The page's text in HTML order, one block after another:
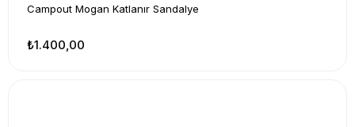
Campout Mogan Katlanır Sandalye
₺1.400,00